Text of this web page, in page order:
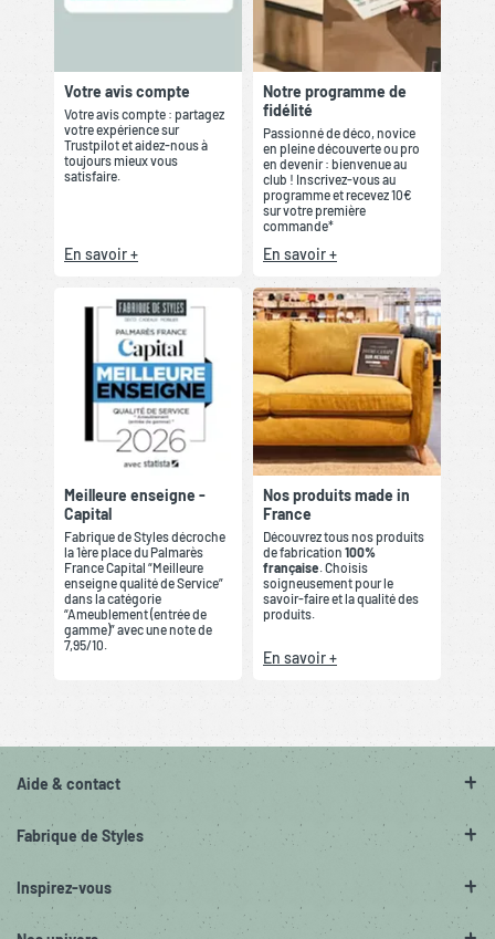
Votre avis compte
Votre avis compte : partagez
votre expérience sur
Trustpilot et aidez-nous à
toujours mieux vous
satisfaire.
En savoir +
Notre programme de
fidélité
Passionné de déco, novice
en pleine découverte ou pro
en devenir : bienvenue au
club ! Inscrivez-vous au
programme et recevez 10€
sur votre première
commande*
En savoir +
Meilleure enseigne -
Capital
Fabrique de Styles décroche
la 1ère place du Palmarès
France Capital “Meilleure
enseigne qualité de Service”
dans la catégorie
“Ameublement (entrée de
gamme)” avec une note de
7,95/10.
Nos produits made in
France
Découvrez tous nos produits
de fabrication 100%
française . Choisis
soigneusement pour le
savoir-faire et la qualité des
produits.
En savoir +
Aide & contact
Fabrique de Styles
Inspirez-vous